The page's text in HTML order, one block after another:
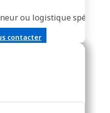
ou logistique
contacter